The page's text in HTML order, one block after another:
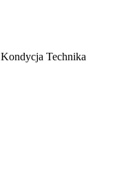
Kondycja Technika